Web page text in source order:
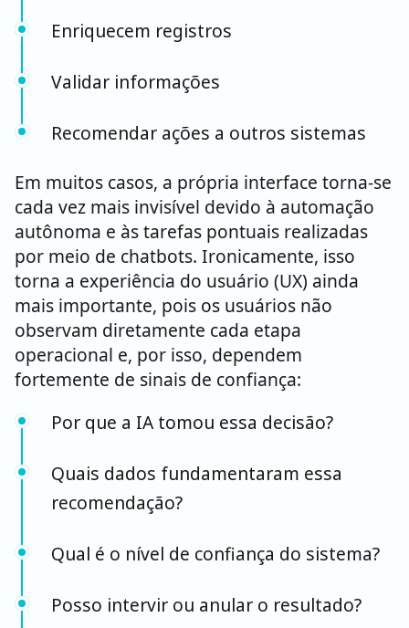
Enriquecem registros
Validar informações
Recomendar ações a outros sistemas
Em muitos casos, a própria interface torna-se
cada vez mais invisível devido à automação
autônoma e às tarefas pontuais realizadas
por meio de chatbots. Ironicamente, isso
torna a experiência do usuário (UX) ainda
mais importante, pois os usuários não
observam diretamente cada etapa
operacional e, por isso, dependem
fortemente de sinais de confiança:
Por que a IA tomou essa decisão?
Quais dados fundamentaram essa
recomendação?
Qual é o nível de confiança do sistema?
Posso intervir ou anular o resultado?